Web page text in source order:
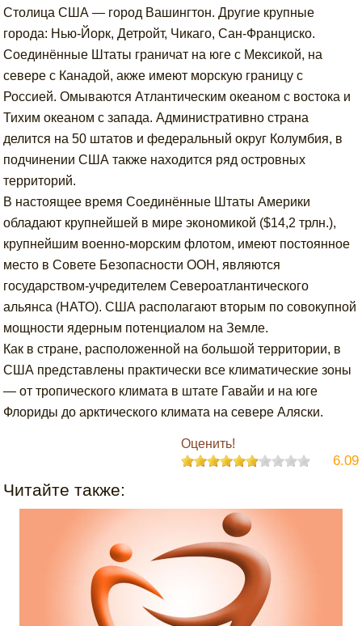
Столица США — город Вашингтон. Другие крупные
города: Нью-Йорк, Детройт, Чикаго, Сан-Франциско.
Соединённые Штаты граничат на юге с Мексикой, на
севере с Канадой, акже имеют морскую границу с
Россией. Омываются Атлантическим океаном с востока и
Тихим океаном с запада. Административно страна
делится на 50 штатов и федеральный округ Колумбия, в
подчинении США также находится ряд островных
территорий.
В настоящее время Соединённые Штаты Америки
обладают крупнейшей в мире экономикой ($14,2 трлн.),
крупнейшим военно-морским флотом, имеют постоянное
место в Совете Безопасности ООН, являются
государством-учредителем Североатлантического
альянса (НАТО). США располагают вторым по совокупной
мощности ядерным потенциалом на Земле.
Как в стране, расположенной на большой территории, в
США представлены практически все климатические зоны
— от тропического климата в штате Гавайи и на юге
Флориды до арктического климата на севере Аляски.
Оценить!
6.09
Читайте также: